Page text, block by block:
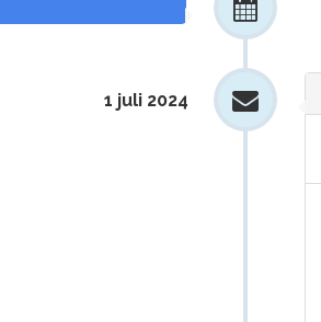
1 juli 2024